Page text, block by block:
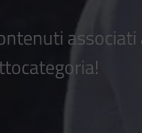
associati